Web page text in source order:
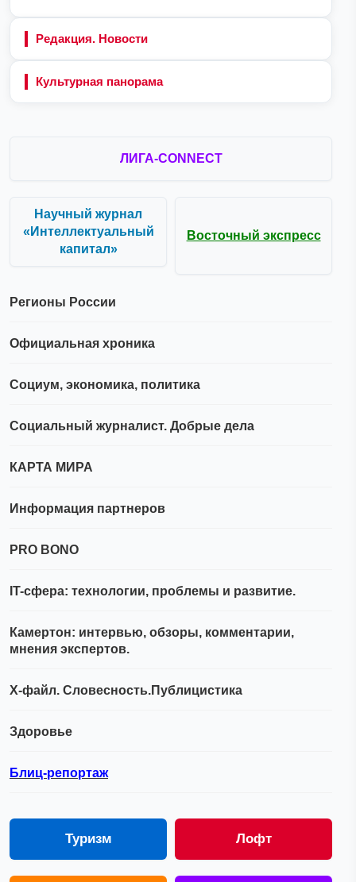
Редакция. Новости
Культурная панорама
ЛИГА-CONNECT
Научный журнал
«Интеллектуальный
капитал»
Восточный экспресс
Регионы России
Официальная хроника
Социум, экономика, политика
Социальный журналист. Добрые дела
КАРТА МИРА
Информация партнеров
PRO BONO
IT-сфера: технологии, проблемы и развитие.
Камертон: интервью, обзоры, комментарии,
мнения экспертов.
Х-файл. Словесность.Публицистика
Здоровье
Блиц-репортаж
Туризм Лофт